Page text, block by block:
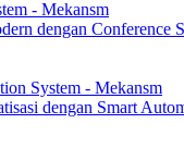
dengan Conference
dengan Smart